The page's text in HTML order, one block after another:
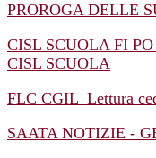
PROROGA DELLE
CISL SCUOLA FI
CISL SCUOLA
FLC CGIL_Lettura
SAATA NOTIZIE -